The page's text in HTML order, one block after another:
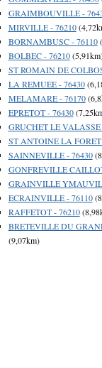
GRAIMBOUVILLE -
MIRVILLE - 76210
BORNAMBUSC - 76110
BOLBEC - 76210
ST ROMAIN DE
LA REMUEE - 76430
MELAMARE - 76170
EPRETOT - 76430
GRUCHET LE VALASSE
ST ANTOINE LA FORET
SAINNEVILLE - 76430
GONFREVILLE
GRAINVILLE
ECRAINVILLE - 76110
RAFFETOT - 76210
BRETEVILLE DU
(9,07km)